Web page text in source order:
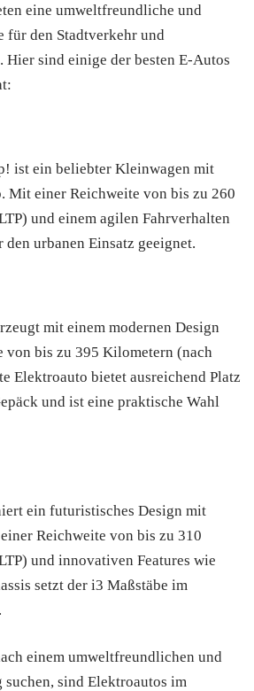
eine umweltfreundliche und
den Stadtverkehr und
sind einige der besten E-Autos
ist ein beliebter Kleinwagen mit
Mit einer Reichweite von bis zu 260
und einem agilen Fahrverhalten
urbanen Einsatz geeignet.
mit einem modernen Design
von bis zu 395 Kilometern (nach
Elektroauto bietet ausreichend Platz
und ist eine praktische Wahl
ein futuristisches Design mit
Reichweite von bis zu 310
und innovativen Features wie
setzt der i3 Maßstäbe im
einem umweltfreundlichen und
suchen, sind Elektroautos im